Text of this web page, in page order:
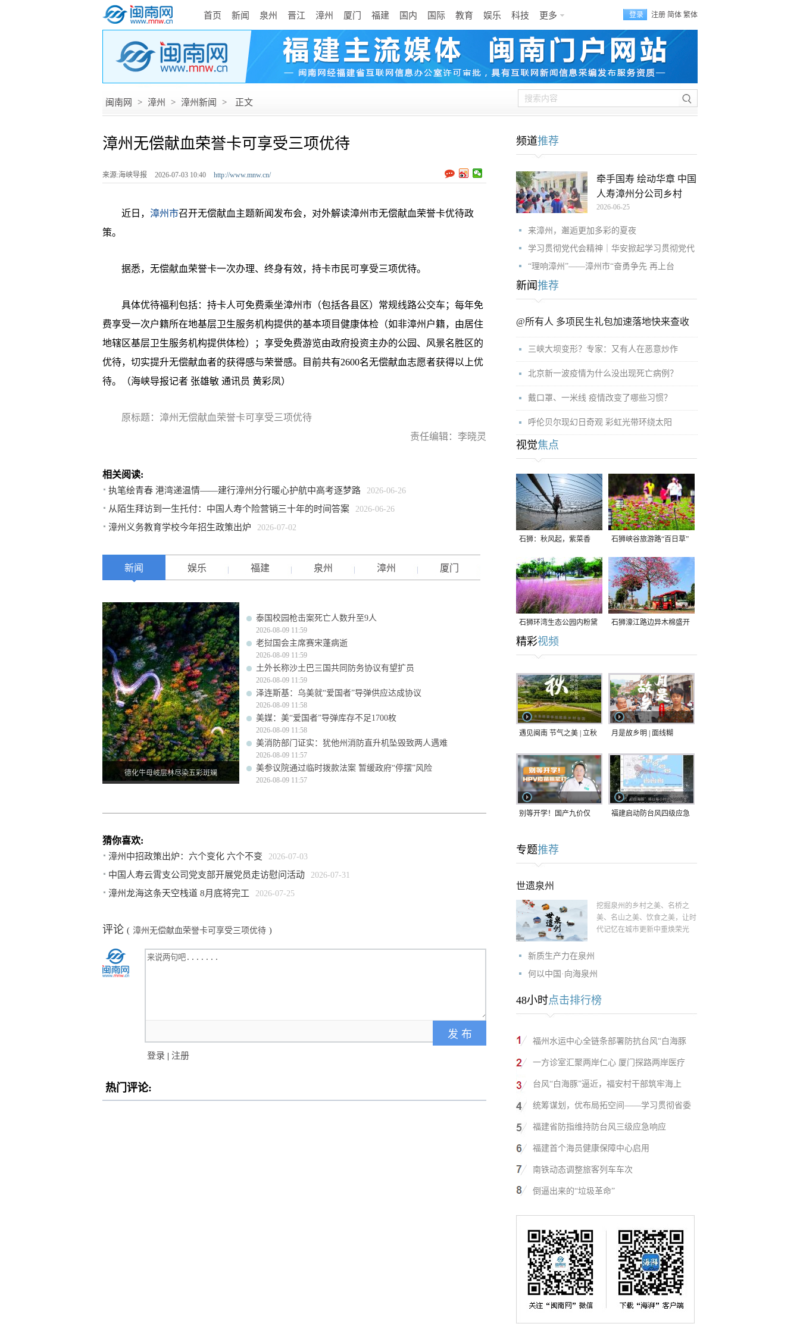
首页 新闻 泉州 晋江 漳州 厦门 福建 国内 国际 教育 娱乐 科技 更多 登录 注册 简体 繁体
闽南网 > 漳州 > 漳州新闻 > 正文
漳州无偿献血荣誉卡可享受三项优待
来源:海峡导报 2026-07-03 10:40 http://www.mnw.cn/
近日， 漳州市召开无偿献血主题新闻发布会，对外解读漳州市无偿献血荣誉卡优待政
策。
据悉，无偿献血荣誉卡一次办理、终身有效，持卡市民可享受三项优待。
具体优待福利包括：持卡人可免费乘坐漳州市（包括各县区）常规线路公交车；每年免
费享受一次户籍所在地基层卫生服务机构提供的基本项目健康体检（如非漳州户籍，由居住
地辖区基层卫生服务机构提供体检）；享受免费游览由政府投资主办的公园、风景名胜区的
优待，切实提升无偿献血者的获得感与荣誉感。目前共有2600名无偿献血志愿者获得以上优
待。（海峡导报记者 张雄敏 通讯员 黄彩凤）
原标题：漳州无偿献血荣誉卡可享受三项优待
责任编辑：李晓灵
相关阅读:
执笔绘青春 港湾递温情——建行漳州分行暖心护航中高考逐梦路 2026-06-26
从陌生拜访到一生托付：中国人寿个险营销三十年的时间答案 2026-06-26
漳州义务教育学校今年招生政策出炉 2026-07-02
新闻 娱乐 福建 泉州 漳州 厦门
德化牛母岐层林尽染五彩斑斓
泰国校园枪击案死亡人数升至9人
2026-08-09 11:59
老挝国会主席赛宋蓬病逝
2026-08-09 11:59
土外长称沙土巴三国共同防务协议有望扩员
2026-08-09 11:59
泽连斯基：乌美就“爱国者”导弹供应达成协议
2026-08-09 11:58
美媒：美“爱国者”导弹库存不足1700枚
2026-08-09 11:58
美消防部门证实：犹他州消防直升机坠毁致两人遇难
2026-08-09 11:57
美参议院通过临时拨款法案 暂缓政府“停摆”风险
2026-08-09 11:57
猜你喜欢:
漳州中招政策出炉：六个变化 六个不变 2026-07-03
中国人寿云霄支公司党支部开展党员走访慰问活动 2026-07-31
漳州龙海这条天空栈道 8月底将完工 2026-07-25
评论 ( 漳州无偿献血荣誉卡可享受三项优待 )
登录 | 注册
热门评论:
频道推荐
牵手国寿 绘动华章 中国
人寿漳州分公司乡村
2026-06-25
来漳州，邂逅更加多彩的夏夜
学习贯彻党代会精神｜华安掀起学习贯彻党代
“理响漳州”——漳州市“奋勇争先 再上台
新闻 推荐
@所有人 多项民生礼包加速落地快来查收
三峡大坝变形？专家：又有人在恶意炒作
北京新一波疫情为什么没出现死亡病例？
戴口罩、一米线 疫情改变了哪些习惯？
呼伦贝尔现幻日奇观 彩虹光带环绕太阳
视觉焦点
石狮：秋风起，紫菜香 石狮峡谷旅游路“百日草”
争相斗艳
石狮环湾生态公园内粉黛
乱子草盛放
石狮濠江路边异木棉盛开
精彩视频
遇见闽南 节气之美 | 立秋 月是故乡明 | 面线糊
别等开学！国产九价仅
紧打
福建启动防台风四级应急
专题推荐
世遗泉州
挖掘泉州的乡村之美、名桥之
美、名山之美、饮食之美，让时
代记忆在城市更新中重焕荣光
新质生产力在泉州
何以中国·向海泉州
48小时点击排行榜
福州水运中心全链条部署防抗台风“白海豚
一方诊室汇聚两岸仁心 厦门探路两岸医疗
台风“白海豚”逼近，福安村干部筑牢海上
统筹谋划，优布局拓空间——学习贯彻省委
福建省防指维持防台风三级应急响应
福建首个海员健康保障中心启用
南铁动态调整旅客列车车次
倒逼出来的“垃圾革命”